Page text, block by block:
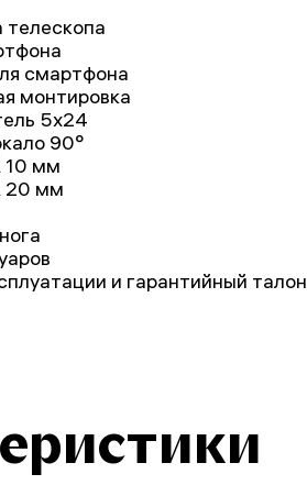
телескопа
смартфона
монтировка
5х24
90°
10 мм
20 мм
и гарантийный талон